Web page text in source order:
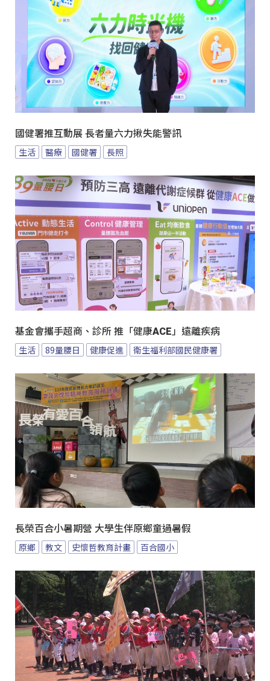
國健署推互動展 長者量六力揪失能警訊
生活 醫療 國健署 長照
基金會攜手超商、診所 推「健康ACE」遠離疾病
生活 89量腰日 健康促進 衛生福利部國民健康署
長榮百合小暑期營 大學生伴原鄉童過暑假
原鄉 教文 史懷哲教育計畫 百合國小